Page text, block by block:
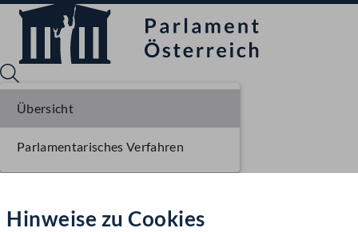
Hilfe
Hinweise zu Cookies
Übersicht
Parlamentarisches Verfahren